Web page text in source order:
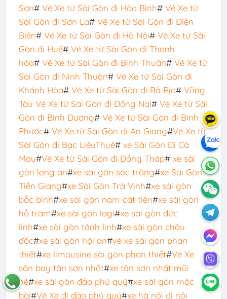
Sơn# Vé Xe từ Sài Gòn đi Hòa Bình# Vé Xe từ
Sài Gòn đi Sơn La# Vé Xe từ Sài Gòn đi Điện
Biên# Vé Xe từ Sài Gòn đi Hà Nội# Vé Xe từ Sài
Gòn đi Huế# Vé Xe từ Sài Gòn đi Thanh
hóa# Vé Xe từ Sài Gòn đi Bình Thuận# Vé Xe từ
Sài Gòn đi Ninh Thuận# Vé Xe từ Sài Gòn đi
Khánh Hòa# Vé Xe từ Sài Gòn đi Bà Rịa# Vũng
Tàu Vé Xe từ Sài Gòn đi Đồng Nai# Vé Xe từ Sài
Gòn đi Bình Dương# Vé Xe từ Sài Gòn đi Bình
Phước# Vé Xe từ Sài Gòn đi An Giang#Vé Xe từ
Sài Gòn đi Bạc LiêuThuê# xe Sài Gòn Đi Cà
Mau#Vé Xe từ Sài Gòn đi Đồng Tháp# xe sài
gòn long an#xe sài gòn sóc trăng#xe Sài Gòn
Tiền Giang#xe Sài Gòn Trà Vinh#xe sài gòn
bắc bình#xe sài gòn nam cát tiên#xe sài gòn
hồ tràm#xe sài gòn lagi#xe sài gòn đức
linh#xe sài gòn tánh linh#xe sài gòn châu
đốc#xe sài gòn hội an#vé xe sài gòn phan
thiết#xe limousine sài gòn phan thiết#Vé Xe
sân bay tân sơn nhất#xe tân sơn nhất mũi
né#xe sài gòn đảo phú quý#xe sài gòn mộc
bài#Vé Xe đi đảo phú quý#xe hà nội đi nội